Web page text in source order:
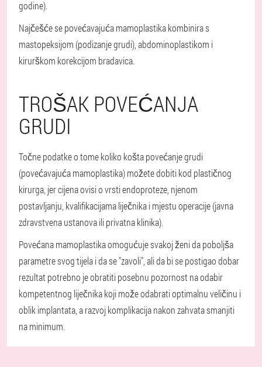
godine).
Najčešće se povećavajuća mamoplastika kombinira s
mastopeksijom (podizanje grudi), abdominoplastikom i
kirurškom korekcijom bradavica.
TROŠAK POVEĆANJA
GRUDI
Točne podatke o tome koliko košta povećanje grudi
(povećavajuća mamoplastika) možete dobiti kod plastičnog
kirurga, jer cijena ovisi o vrsti endoproteze, njenom
postavljanju, kvalifikacijama liječnika i mjestu operacije (javna
zdravstvena ustanova ili privatna klinika).
Povećana mamoplastika omogućuje svakoj ženi da poboljša
parametre svog tijela i da se "zavoli", ali da bi se postigao dobar
rezultat potrebno je obratiti posebnu pozornost na odabir
kompetentnog liječnika koji može odabrati optimalnu veličinu i
oblik implantata, a razvoj komplikacija nakon zahvata smanjiti
na minimum.